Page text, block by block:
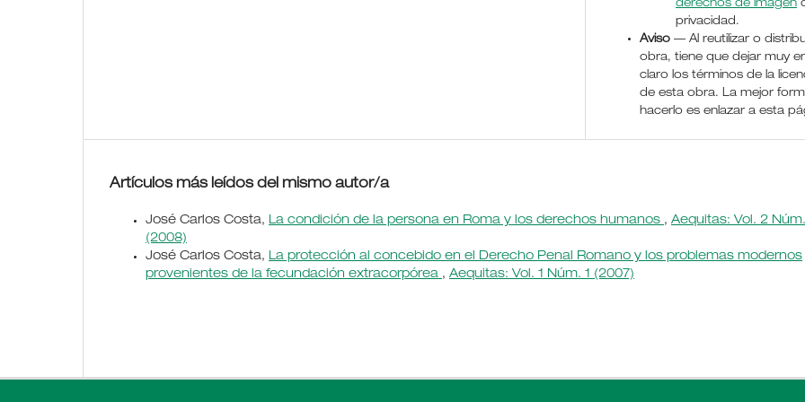
derechos de imagen
privacidad.
Aviso — Al reutilizar o
obra, tiene que dejar muy
claro los términos de la
de esta obra. La mejor
hacerlo es enlazar a esta
Artículos más leídos del mismo autor/a
José Carlos Costa, La condición de la persona en Roma y los derechos humanos , Aequitas: Vol. 2
(2008)
José Carlos Costa, La protección al concebido en el Derecho Penal Romano y los problemas modernos
provenientes de la fecundación extracorpórea , Aequitas: Vol. 1 Núm. 1 (2007)